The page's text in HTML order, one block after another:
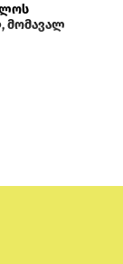
მომავალ